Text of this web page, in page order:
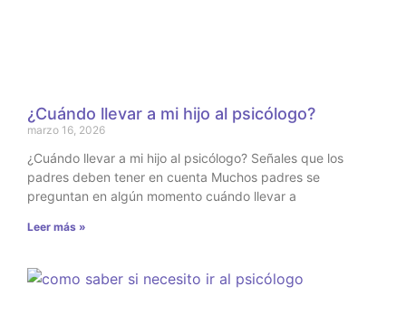
¿Cuándo llevar a mi hijo al psicólogo?
marzo 16, 2026
¿Cuándo llevar a mi hijo al psicólogo? Señales que los
padres deben tener en cuenta Muchos padres se
preguntan en algún momento cuándo llevar a
Leer más »